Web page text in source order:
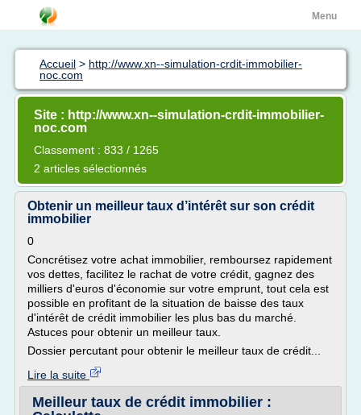
Menu
Accueil > http://www.xn--simulation-crdit-immobilier-
noc.com
Site : http://www.xn--simulation-crdit-immobilier-
noc.com
Classement : 833 / 1265
2 articles sélectionnés
Obtenir un meilleur taux d’intérêt sur son crédit
immobilier
0
Concrétisez votre achat immobilier, remboursez rapidement
vos dettes, facilitez le rachat de votre crédit, gagnez des
milliers d'euros d'économie sur votre emprunt, tout cela est
possible en profitant de la situation de baisse des taux
d'intérêt de crédit immobilier les plus bas du marché.
Astuces pour obtenir un meilleur taux.
Dossier percutant pour obtenir le meilleur taux de crédit...
Lire la suite
Meilleur taux de crédit immobilier :